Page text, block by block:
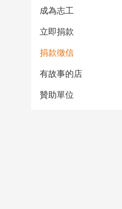
成為志工
立即捐款
捐款徵信
有故事的店
贊助單位